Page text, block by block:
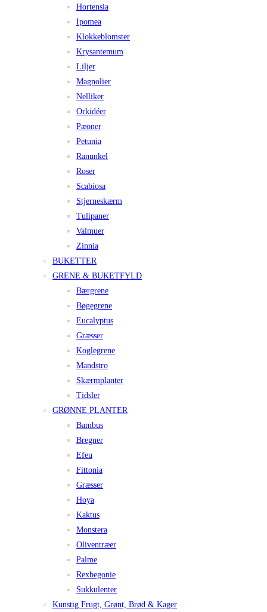
Hortensia
Ipomea
Klokkeblomster
Krysantemum
Liljer
Magnolier
Nelliker
Orkidéer
Pæoner
Petunia
Ranunkel
Roser
Scabiosa
Stjerneskærm
Tulipaner
Valmuer
Zinnia
BUKETTER
GRENE & BUKETFYLD
Bærgrene
Bøgegrene
Eucalyptus
Græsser
Koglegrene
Mandstro
Skærmplanter
Tidsler
GRØNNE PLANTER
Bambus
Bregner
Efeu
Fittonia
Græsser
Hoya
Kaktus
Monstera
Oliventræer
Palme
Rexbegonie
Sukkulenter
Kunstig Frugt, Grønt, Brød & Kager